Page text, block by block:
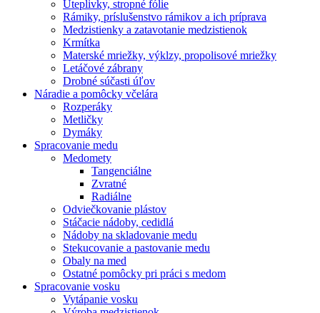
Uteplivky, stropné fólie
Rámiky, príslušenstvo rámikov a ich príprava
Medzistienky a zatavotanie medzistienok
Krmítka
Materské mriežky, výklzy, propolisové mriežky
Letáčové zábrany
Drobné súčasti úľov
Náradie a pomôcky včelára
Rozperáky
Metličky
Dymáky
Spracovanie medu
Medomety
Tangenciálne
Zvratné
Radiálne
Odviečkovanie plástov
Stáčacie nádoby, cedidlá
Nádoby na skladovanie medu
Stekucovanie a pastovanie medu
Obaly na med
Ostatné pomôcky pri práci s medom
Spracovanie vosku
Vytápanie vosku